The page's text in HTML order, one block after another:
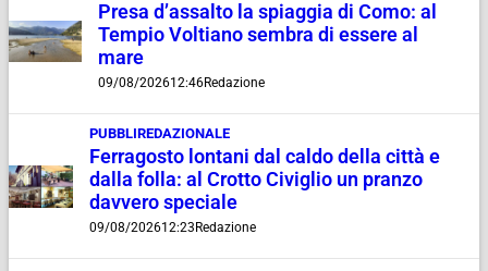
Presa d’assalto la spiaggia di Como: al
Tempio Voltiano sembra di essere al
mare
09/08/202612:46Redazione
PUBBLIREDAZIONALE
Ferragosto lontani dal caldo della città e
dalla folla: al Crotto Civiglio un pranzo
davvero speciale
09/08/202612:23 Redazione